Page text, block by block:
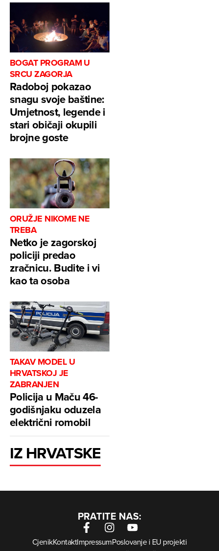
BOGAT PROGRAM U
SRCU ZAGORJA
Radoboj pokazao
snagu svoje baštine:
Umjetnost, legende i
stari običaji okupili
brojne goste
ORUŽJE NIKOME NE
TREBA
Netko je zagorskoj
policiji predao
zračnicu. Budite i vi
kao ta osoba
TAKAV MODEL U
HRVATSKOJ JE
ZABRANJEN
Policija u Maču 46-
godišnjaku oduzela
električni romobil
IZ HRVATSKE
PRATITE NAS:
CjenikKontaktImpressumPoslovanje i EU projekti